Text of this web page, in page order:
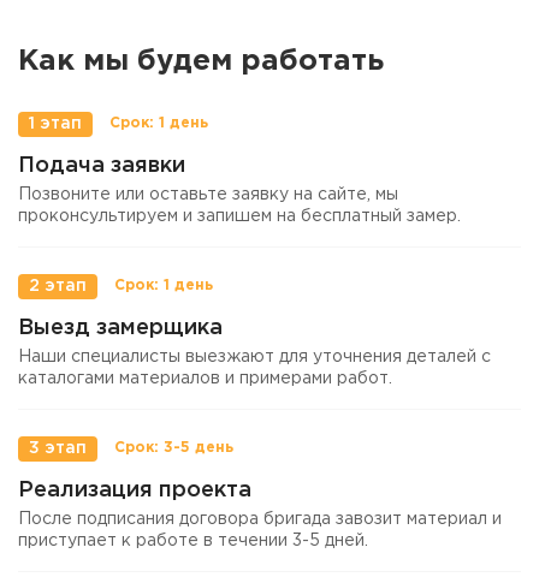
Как мы будем работать
1 этап
Подача заявки
Позвоните или оставьте заявку на сайте, мы
проконсультируем и запишем на бесплатный замер.
2 этап
Выезд замерщика
Наши специалисты выезжают для уточнения деталей с
каталогами материалов и примерами работ.
3 этап
Реализация проекта
После подписания договора бригада завозит материал и
приступает к работе в течении 3-5 дней.